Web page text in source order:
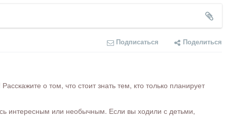
Подписаться Поделиться
о том, что стоит знать тем, кто только планирует
интересным или необычным. Если вы ходили с детьми,